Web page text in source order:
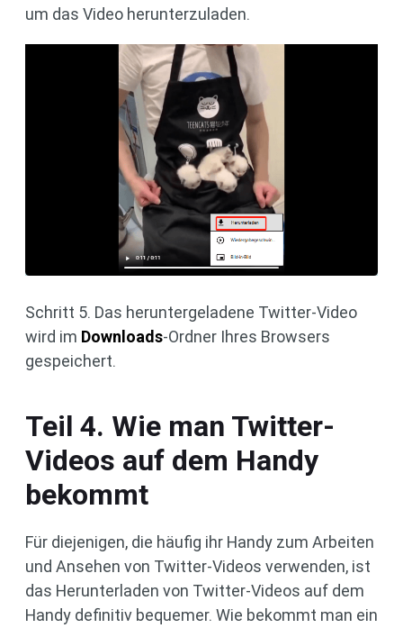
um das Video herunterzuladen.
Schritt 5. Das heruntergeladene Twitter-Video
wird im Downloads-Ordner Ihres Browsers
gespeichert.
Teil 4. Wie man Twitter-
Videos auf dem Handy
bekommt
Für diejenigen, die häufig ihr Handy zum Arbeiten
und Ansehen von Twitter-Videos verwenden, ist
das Herunterladen von Twitter-Videos auf dem
Handy definitiv bequemer. Wie bekommt man ein